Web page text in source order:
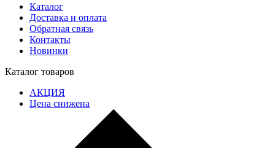
Каталог
Доставка и оплата
Обратная связь
Контакты
Новинки
Каталог товаров
АКЦИЯ
Цена снижена